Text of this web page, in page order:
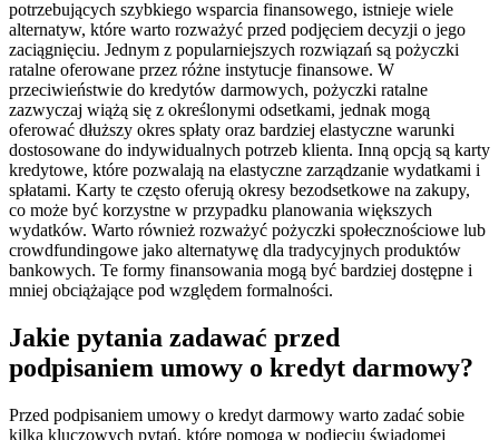
potrzebujących szybkiego wsparcia finansowego, istnieje wiele
alternatyw, które warto rozważyć przed podjęciem decyzji o jego
zaciągnięciu. Jednym z popularniejszych rozwiązań są pożyczki
ratalne oferowane przez różne instytucje finansowe. W
przeciwieństwie do kredytów darmowych, pożyczki ratalne
zazwyczaj wiążą się z określonymi odsetkami, jednak mogą
oferować dłuższy okres spłaty oraz bardziej elastyczne warunki
dostosowane do indywidualnych potrzeb klienta. Inną opcją są karty
kredytowe, które pozwalają na elastyczne zarządzanie wydatkami i
spłatami. Karty te często oferują okresy bezodsetkowe na zakupy,
co może być korzystne w przypadku planowania większych
wydatków. Warto również rozważyć pożyczki społecznościowe lub
crowdfundingowe jako alternatywę dla tradycyjnych produktów
bankowych. Te formy finansowania mogą być bardziej dostępne i
mniej obciążające pod względem formalności.
Jakie pytania zadawać przed
podpisaniem umowy o kredyt darmowy?
Przed podpisaniem umowy o kredyt darmowy warto zadać sobie
kilka kluczowych pytań, które pomogą w podjęciu świadomej